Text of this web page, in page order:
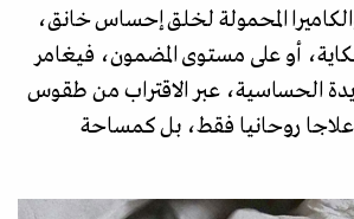
المحمولة لخلق إحساس خانق،
أو على مستوى المضمون، فيغامر
الحساسية، عبر الاقتراب من طقوس
علاجا روحانيا فقط، بل كمساحة